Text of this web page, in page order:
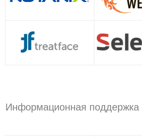
Информационная поддержка